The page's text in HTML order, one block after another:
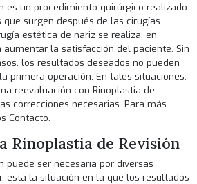
es un procedimiento quirúrgico realizado
surgen después de las cirugías
estética de nariz se realiza, en
aumentar la satisfacción del paciente. Sin
los resultados deseados no pueden
primera operación. En tales situaciones,
reevaluación conRinoplastia de
correcciones necesarias. Para más
Contacto.
Rinoplastia de Revisión
puede ser necesaria por diversas
está la situación en la que los resultados